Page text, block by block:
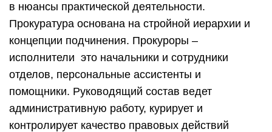
в нюансы практической деятельности.
Прокуратура основана на стройной иерархии и
концепции подчинения. Прокуроры –
исполнители это начальники и сотрудники
отделов, персональные ассистенты и
помощники. Руководящий состав ведет
административную работу, курирует и
контролирует качество правовых действий